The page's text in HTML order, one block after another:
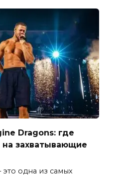
Dragons: где
захватывающие
одна из самых